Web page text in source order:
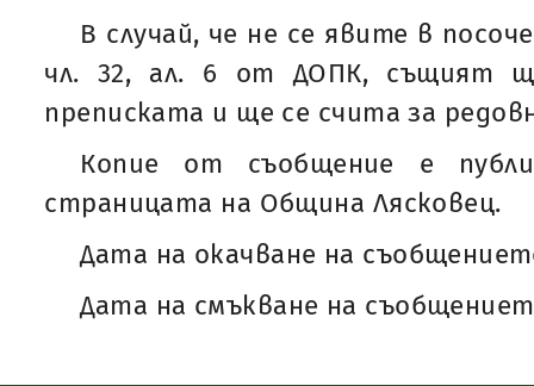
В случай, че не се явите в
чл. 32, ал. 6 от ДОПК, същият
преписката и ще се счита за
Копие от съобщение е
страницата на Община Лясковец.
Дата на окачване на
Дата на смъкване на